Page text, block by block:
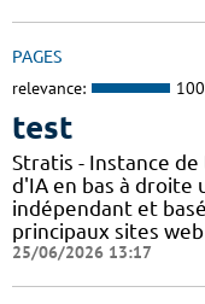
PAGES
relevance:
test
Stratis - Instance
d'IA en bas à droite
indépendant et
principaux sites
25/06/2026 13:17